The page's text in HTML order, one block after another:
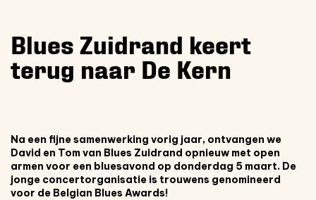
Blues Zuidrand keert
terug naar De Kern
Na een fijne samenwerking vorig jaar, ontvangen we
David en Tom van Blues Zuidrand opnieuw met open
armen voor een bluesavond op donderdag 5 maart. De
jonge concertorganisatie is trouwens genomineerd
voor de Belgian Blues Awards!